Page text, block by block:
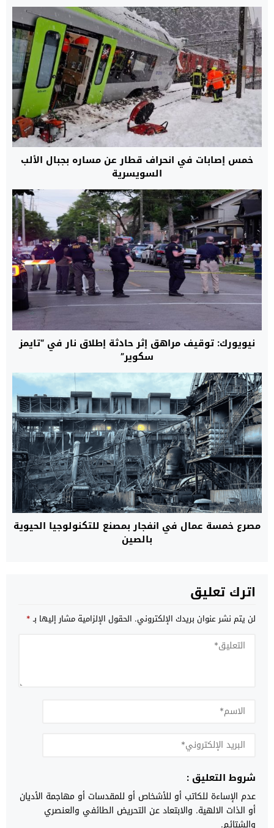
خمس إصابات في انحراف قطار عن مساره بجبال الألب
السويسرية
نيويورك: توقيف مراهق إثر حادثة إطلاق نار في “تايمز
سكوير”
مصرع خمسة عمال في انفجار بمصنع للتكنولوجيا الحيوية
بالصين
اترك تعليق
لن يتم نشر عنوان بريدك الإلكتروني. الحقول الإلزامية مشار إليها بـ*
شروط التعليق :
عدم الإساءة للكاتب أو للأشخاص أو للمقدسات أو مهاجمة الأديان
أو الذات الالهية. والابتعاد عن التحريض الطائفي والعنصري
والشتائم.